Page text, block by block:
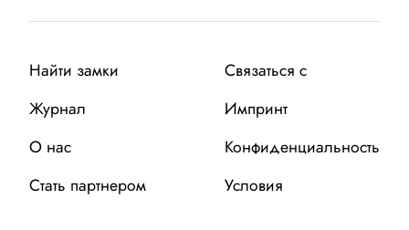
Найти замки
Журнал
О нас
Стать партнером
Связаться с
Импринт
Конфиденциальность
Условия